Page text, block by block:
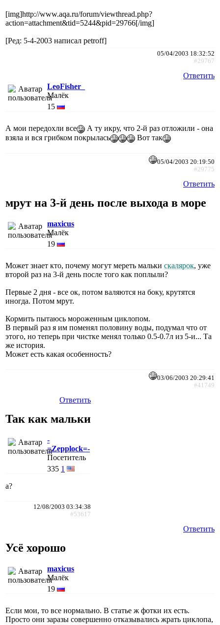
[img]http://www.aqa.ru/forum/viewthread.php?
action=attachment&tid=5244&pid=29766[/img]
[Ред: 5-4-2003 написал petroff]
05/04/2003 18:32:52
#29767
Ответить
LeoFisher_
Малёк
15
А мои передохли все
А ту икру, что 2-й раз отложили - она
взяла и вся грибком покрылась
Вот так
05/04/2003 20:19:50
#29775
Ответить
мрут на 3-й день после выхода в море
maxicus
Малёк
19
Может знает кто, почему могут мереть мальки скалярок, уже
второй раз на 3-й день после того как поплыли?
Первые 2 дня - все ок, потом валяются на боку, крутятся
иногда. Потом мрут.
Кормить пытаюсь мороженным циклопом.
В первый раз я им поменял половину воды, подумал что от
этого, но теперь при чистке менял только 0.5-0.7л из 5-и... Та
же история.
Может есть какая особенность?
03/06/2003 20:29:41
#41749
Ответить
Taк как мальки
-
=Zepplock=-
Посетитель
335 1
а?
12/08/2003 03:34:38
#53617
Ответить
Усё хорошо
maxicus
Малёк
19
Если мои, то все нормально. В статье ж фотки их есть.
Просто они заразы совершенно отказывались жрать циклопа,